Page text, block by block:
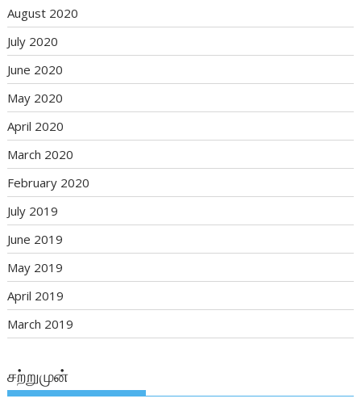
August 2020
July 2020
June 2020
May 2020
April 2020
March 2020
February 2020
July 2019
June 2019
May 2019
April 2019
March 2019
சற்றுமுன்